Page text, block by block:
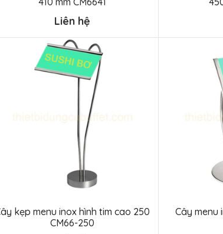
Liên hệ
kẹp menu inox hình tim cao 250
CM66-250
Cây menu